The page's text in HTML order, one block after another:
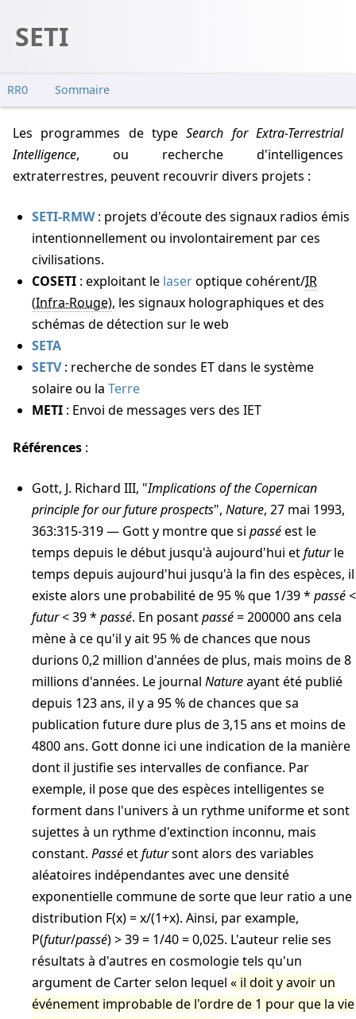
SETI
RR0 Sommaire
Les programmes de typeSearch for Extra-Terrestrial
Intelligence, ou recherche d'intelligences
extraterrestres, peuvent recouvrir divers projets :
SETI-RMW: projets d'écoute des signaux radios émis
intentionnellement ou involontairement par ces
civilisations.
COSETI : exploitant le laseroptique cohérent/IR
, les signaux holographiques et des
schémas de détection sur le web
SETA
SETV: recherche de sondes ET dans le système
solaire ou la Terre
METI : Envoi de messages vers des IET
Références :
Gott, J. Richard III, "Implications of the Copernican
principle for our future prospects", Nature, 27 mai 1993,
363:315-319 — Gott y montre que si passéest le
temps depuis le début jusqu'à aujourd'hui etfuturle
temps depuis aujourd'hui jusqu'à la fin des espèces, il
existe alors une probabilité de 95 % que 1/39 * passé<
futur< 39 * passé. En posantpassé= 200000 ans cela
mène à ce qu'il y ait 95 % de chances que nous
durions 0,2 million d'années de plus, mais moins de 8
millions d'années. Le journal Natureayant été publié
depuis 123 ans, il y a 95 % de chances que sa
publication future dure plus de 3,15 ans et moins de
4800 ans. Gott donne ici une indication de la manière
dont il justifie ses intervalles de confiance. Par
exemple, il pose que des espèces intelligentes se
forment dans l'univers à un rythme uniforme et sont
sujettes à un rythme d'extinction inconnu, mais
constant. Passéetfutursont alors des variables
aléatoires indépendantes avec une densité
exponentielle commune de sorte que leur ratio a une
distribution F(x) = x/(1+x). Ainsi, par example,
P(futur/passé) > 39 = 1/40 = 0,025. L'auteur relie ses
résultats à d'autres en cosmologie tels qu'un
argument de Carter selon lequel
il doit y avoir un
événement improbable de l'ordre de 1 pour que la vie